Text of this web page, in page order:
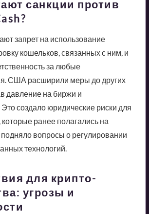
санкции против
запрет на использование
кошельков, связанных с ним, и
за любые
США расширили меры до других
давление на биржи и
Это создало юридические риски для
которые ранее полагались на
вопросы о регулировании
технологий.
для крипто-
угрозы и